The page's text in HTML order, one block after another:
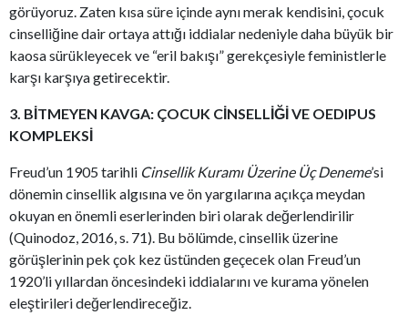
görüyoruz. Zaten kısa süre içinde aynı merak kendisini, çocuk
cinselliğine dair ortaya attığı iddialar nedeniyle daha büyük bir
kaosa sürükleyecek ve “eril bakışı” gerekçesiyle feministlerle
karşı karşıya getirecektir.
3. BİTMEYEN KAVGA: ÇOCUK CİNSELLİĞİ VE OEDIPUS
KOMPLEKSİ
Freud’un 1905 tarihli Cinsellik Kuramı Üzerine Üç Deneme’si
dönemin cinsellik algısına ve ön yargılarına açıkça meydan
okuyan en önemli eserlerinden biri olarak değerlendirilir
(Quinodoz, 2016, s. 71). Bu bölümde, cinsellik üzerine
görüşlerinin pek çok kez üstünden geçecek olan Freud’un
1920’li yıllardan öncesindeki iddialarını ve kurama yönelen
eleştirileri değerlendireceğiz.